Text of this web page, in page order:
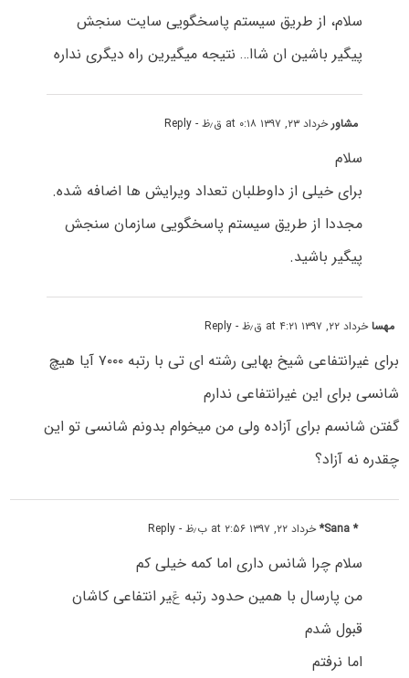
سلام، از طریق سیستم پاسخگویی سایت سنجش
پیگیر باشین ان شاا… نتیجه میگیرین راه دیگری نداره
مشاور خرداد ۲۳, ۱۳۹۷ at ۰:۱۸ ق٫ظ - Reply
سلام
برای خیلی از داوطلبان تعداد ویرایش ها اضافه شده.
مجددا از طریق سیستم پاسخگویی سازمان سنجش
پیگیر باشید.
مهساخرداد ۲۲, ۱۳۹۷ at ۴:۲۱ ق٫ظ - Reply
برای غیرانتفاعی شیخ بهایی رشته ای تی با رتبه ۷۰۰۰ آیا هیچ
شانسی برای این غیرانتفاعی ندارم
گفتن شانسم برای آزاده ولی من میخوام بدونم شانسی تو این
چقدره نه آزاد؟
* Sana* خرداد ۲۲, ۱۳۹۷ at ۲:۵۶ ب٫ظ - Reply
سلام چرا شانس داری اما کمه خیلی کم
من پارسال با همین حدود رتبه ݝیر انتفاعی کاشان
قبول شدم
اما نرفتم